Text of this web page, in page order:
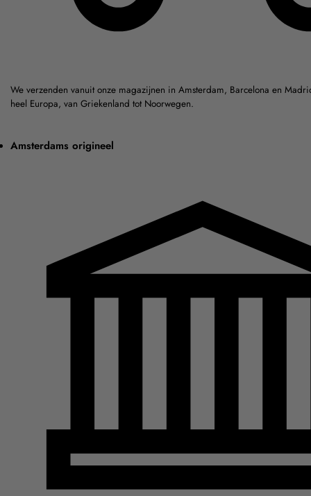
We verzenden vanuit onze magazijnen in Amsterdam, Barcelona en
heel Europa, van Griekenland tot Noorwegen.
Amsterdams origineel